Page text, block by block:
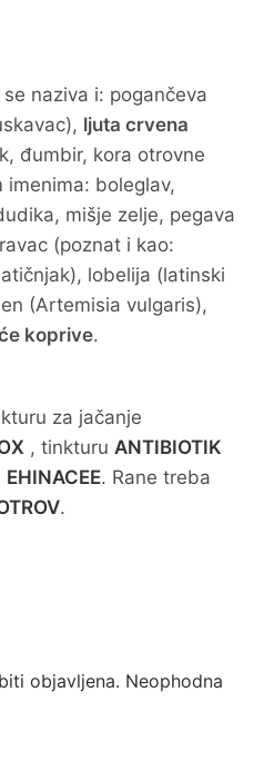
naziva i: pogančeva
ljuta crvena
đumbir, kora otrovne
imenima: boleglav,
mišje zelje, pegava
(poznat i kao:
lobelija (latinski
(Artemisia vulgaris),
koprive.
za jačanje
, tinkturu ANTIBIOTIK
EHINACEE. Rane treba
.
objavljena. Neophodna